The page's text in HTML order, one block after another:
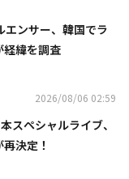
エンサー、韓国でラ
緯を調査
2026/08/06 02:59
スペシャルライブ、
決定！